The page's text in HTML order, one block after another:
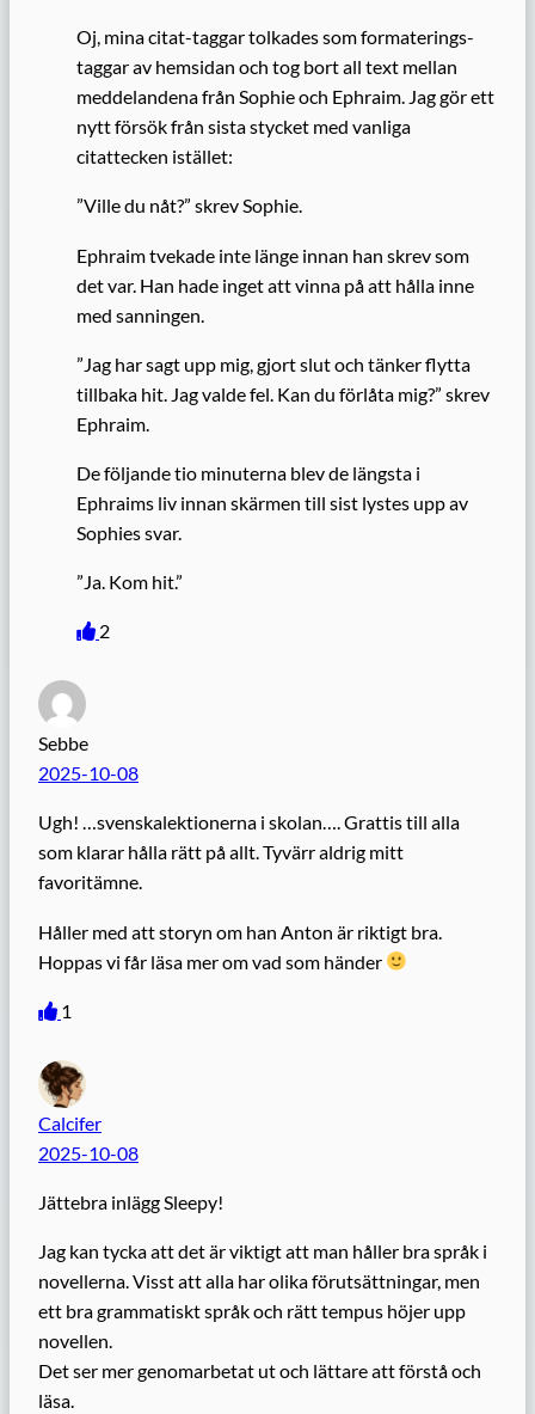
Oj, mina citat-taggar tolkades som formaterings-
taggar av hemsidan och tog bort all text mellan
meddelandena från Sophie och Ephraim. Jag gör ett
nytt försök från sista stycket med vanliga
citattecken istället:
”Ville du nåt?” skrev Sophie.
Ephraim tvekade inte länge innan han skrev som
det var. Han hade inget att vinna på att hålla inne
med sanningen.
”Jag har sagt upp mig, gjort slut och tänker flytta
tillbaka hit. Jag valde fel. Kan du förlåta mig?” skrev
Ephraim.
De följande tio minuterna blev de längsta i
Ephraims liv innan skärmen till sist lystes upp av
Sophies svar.
”Ja. Kom hit.”
2
Sebbe
2025-10-08
Ugh! …svenskalektionerna i skolan…. Grattis till alla
som klarar hålla rätt på allt. Tyvärr aldrig mitt
favoritämne.
Håller med att storyn om han Anton är riktigt bra.
Hoppas vi får läsa mer om vad som händer
1
Calcifer
2025-10-08
Jättebra inlägg Sleepy!
Jag kan tycka att det är viktigt att man håller bra språk i
novellerna. Visst att alla har olika förutsättningar, men
ett bra grammatiskt språk och rätt tempus höjer upp
novellen.
Det ser mer genomarbetat ut och lättare att förstå och
läsa.